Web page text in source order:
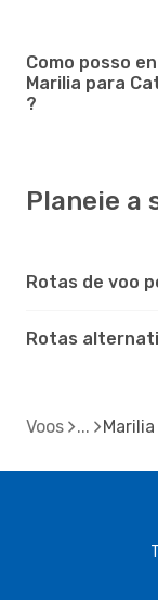
Como posso
Marilia para
?
Planeie a
Rotas de voo
Rotas
Voos